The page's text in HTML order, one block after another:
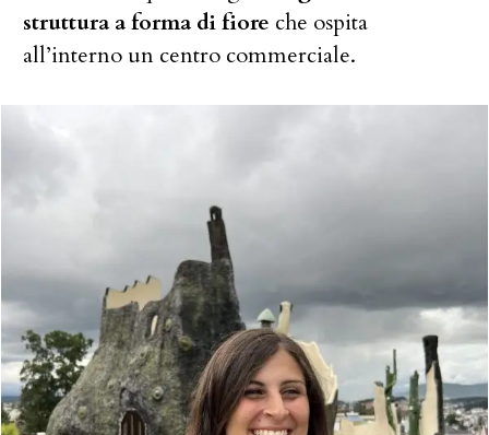
struttura a forma di fiore che ospita
all’interno un centro commerciale.